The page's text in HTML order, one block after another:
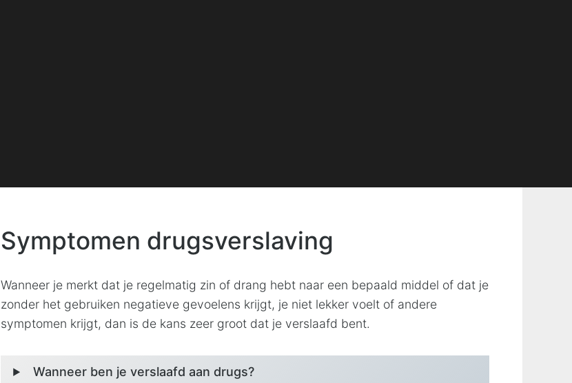
Symptomen drugsverslaving
Wanneer je merkt dat je regelmatig zin of drang hebt naar een bepaald middel of dat je
zonder het gebruiken negatieve gevoelens krijgt, je niet lekker voelt of andere
symptomen krijgt, dan is de kans zeer groot dat je verslaafd bent.
Wanneer ben je verslaafd aan drugs?